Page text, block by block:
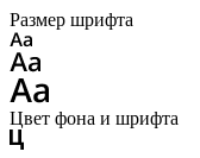
Размер шрифта
Цвет фона и шрифта